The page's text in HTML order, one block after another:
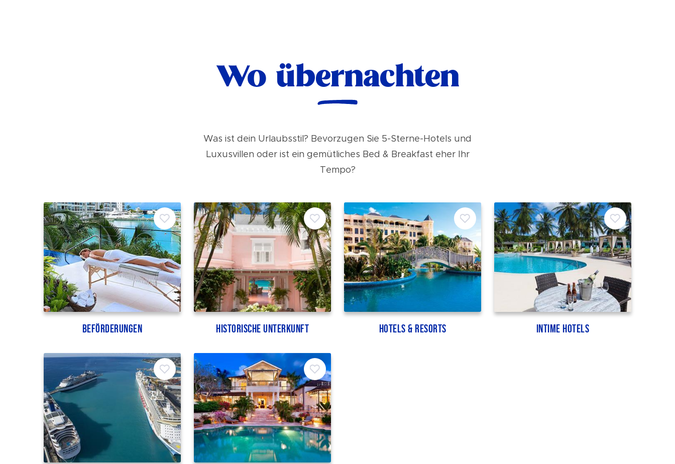
Wo übernachten
Was ist dein Urlaubsstil? Bevorzugen Sie 5-Sterne-Hotels und
Luxusvillen oder ist ein gemütliches Bed & Breakfast eher Ihr
Tempo?
Beförderungen Historische Unterkunft Hotels & Resorts Intime Hotels